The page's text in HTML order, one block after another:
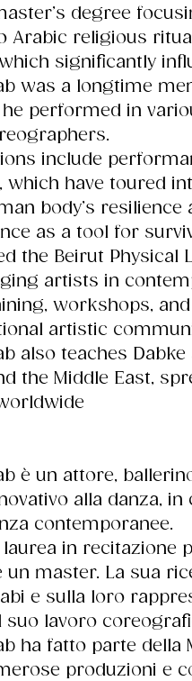
degree
Arabic religious
significantly
was a longtime
he performed in
include
, which have toured
body’s
as a tool for
the Beirut
artists in
workshops,
artistic
also teaches
the Middle East,
è un attore,
alla danza,
contemporanee.
in recitazione
un master. La sua
e sulla loro
lavoro
ha fatto parte della
produzioni e